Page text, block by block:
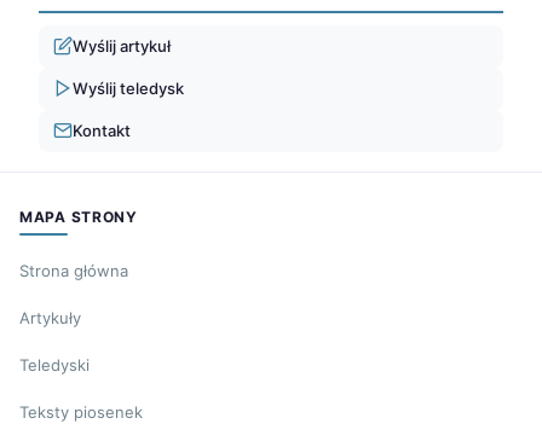
Wyślij artykuł
Wyślij teledysk
Kontakt
MAPA STRONY
Strona główna
Artykuły
Teledyski
Teksty piosenek